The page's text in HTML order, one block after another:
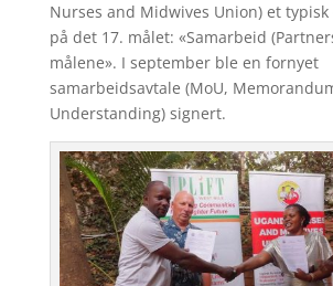
Nurses and Midwives Union) et typisk
på det 17. målet: «Samarbeid
målene». I september ble en fornyet
samarbeidsavtale (MoU,
Understanding) signert.